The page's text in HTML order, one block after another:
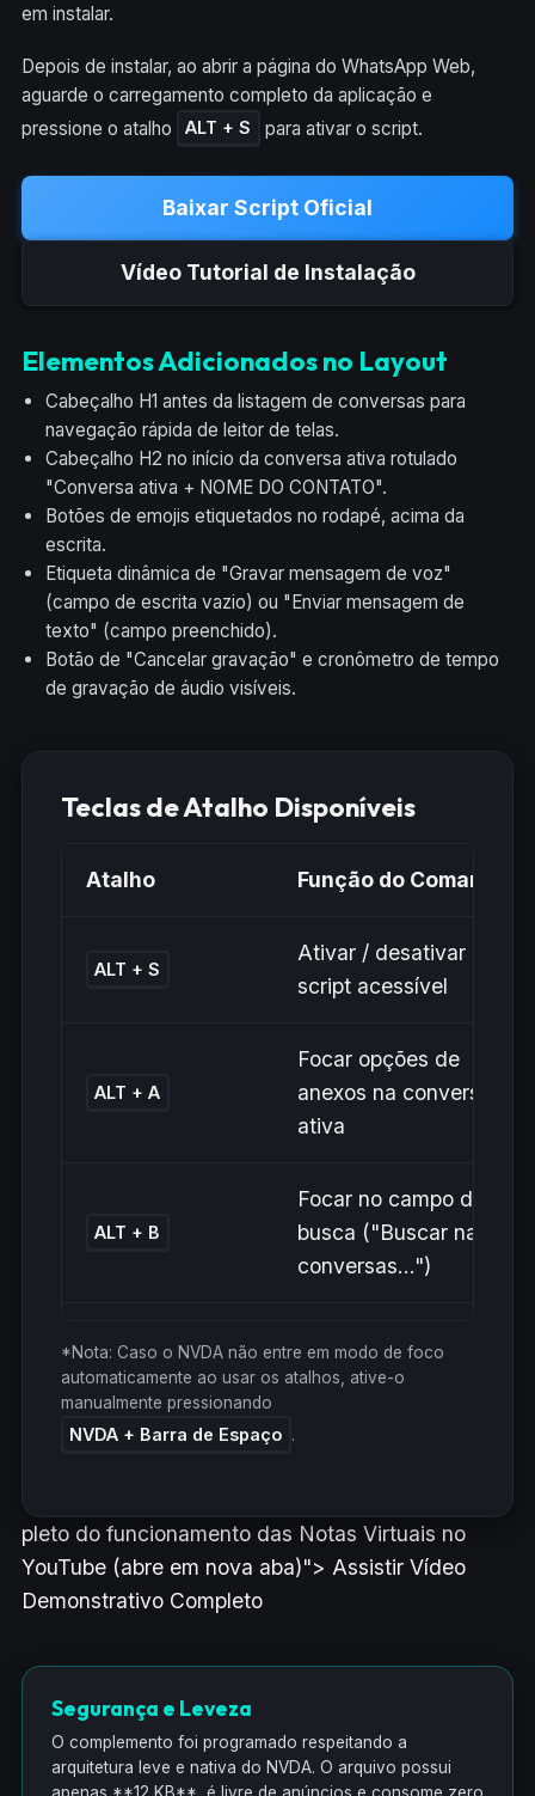
em instalar.
Depois de instalar, ao abrir a página do WhatsApp Web,
aguarde o carregamento completo da aplicação e
pressione o atalho
ALT + S para ativar o script.
Baixar Script Oficial
Vídeo Tutorial de Instalação
Elementos Adicionados no Layout
Cabeçalho H1 antes da listagem de conversas para
navegação rápida de leitor de telas.
Cabeçalho H2 no início da conversa ativa rotulado
"Conversa ativa + NOME DO CONTATO".
Botões de emojis etiquetados no rodapé, acima da
escrita.
Etiqueta dinâmica de "Gravar mensagem de voz"
(campo de escrita vazio) ou "Enviar mensagem de
texto" (campo preenchido).
Botão de "Cancelar gravação" e cronômetro de tempo
de gravação de áudio visíveis.
Teclas de Atalho Disponíveis
Atalho Função do Comando
ALT + S
Ativar / desativar o
script acessível
ALT + A
Focar opções de
anexos na conversa
ativa
ALT + B
Focar no campo de
busca ("Buscar nas
conversas...")
ALT + C
Colocar o foco na lista
de conversas
Focar e iniciar
gravação de áudio de
ALT + I
*Nota: Caso o NVDA não entre em modo de foco
automaticamente ao usar os atalhos, ative-o
manualmente pressionando
NVDA + Barra de Espaço .
pleto do funcionamento das Notas Virtuais no
YouTube (abre em nova aba)"> Assistir Vídeo
Demonstrativo Completo
Segurança e Leveza
O complemento foi programado respeitando a
arquitetura leve e nativa do NVDA. O arquivo possui
apenas **12 KB**, é livre de anúncios e consome zero